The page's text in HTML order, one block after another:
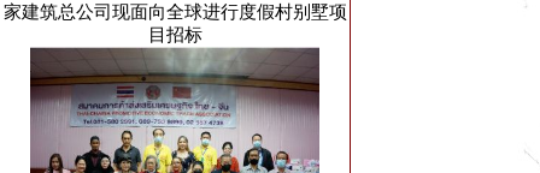
家建筑总公司现面向全球进行度假村别墅项
目招标